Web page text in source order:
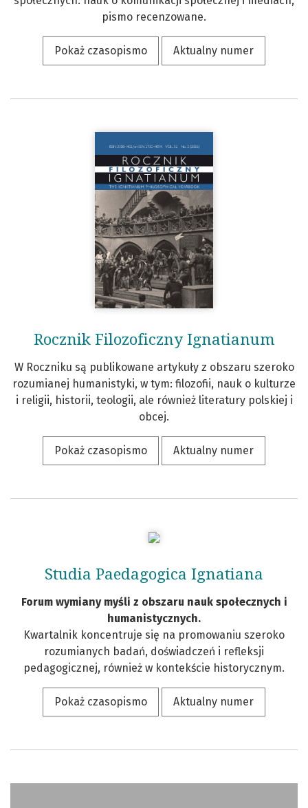
pismo recenzowane.
Pokaż czasopismo Aktualny numer
Rocznik Filozoficzny Ignatianum
W Roczniku są publikowane artykuły z obszaru szeroko
rozumianej humanistyki, w tym: filozofii, nauk o kulturze
i religii, historii, teologii, ale również literatury polskiej i
obcej.
Pokaż czasopismo Aktualny numer
Studia Paedagogica Ignatiana
Forum wymiany myśli z obszaru nauk społecznych i
humanistycznych.
Kwartalnik koncentruje się na promowaniu szeroko
rozumianych badań, doświadczeń i refleksji
pedagogicznej, również w kontekście historycznym.
Pokaż czasopismo Aktualny numer